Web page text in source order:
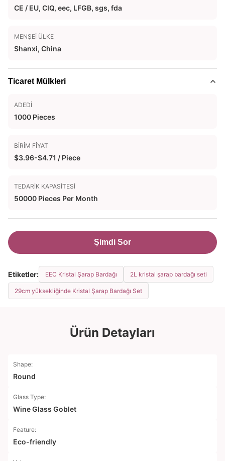
CE / EU, CIQ, eec, LFGB, sgs, fda
MENŞEI ÜLKE
Shanxi, China
Ticaret Mülkleri
ADEDI
1000 Pieces
BIRIM FIYAT
$3.96-$4.71 / Piece
TEDARIK KAPASITESI
50000 Pieces Per Month
Şimdi Sor
Etiketler: EEC Kristal Şarap Bardağı 2L kristal şarap bardağı seti
29cm yüksekliğinde Kristal Şarap Bardağı Set
Ürün Detayları
Shape:
Round
Glass Type:
Wine Glass Goblet
Feature:
Eco-friendly